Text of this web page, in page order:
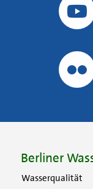
Berliner
Wasserqualität